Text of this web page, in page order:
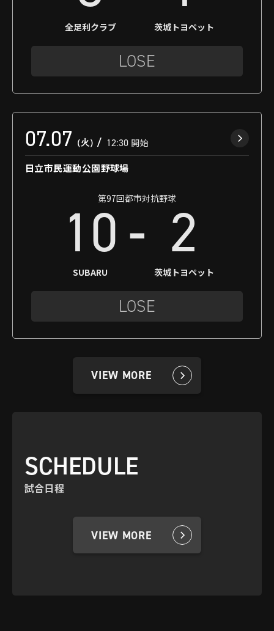
VIEW MORE
全足利クラブ 茨城トヨペット
LOSE
07.07 （火） 12:30 開始
日立市民運動公園野球場
第97回都市対抗野球
10
SUBARU
- 2
茨城トヨペット
LOSE
SCHEDULE
試合日程
VIEW MORE